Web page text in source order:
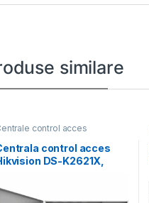
similare
control acces
control acces
DS-K2621X,